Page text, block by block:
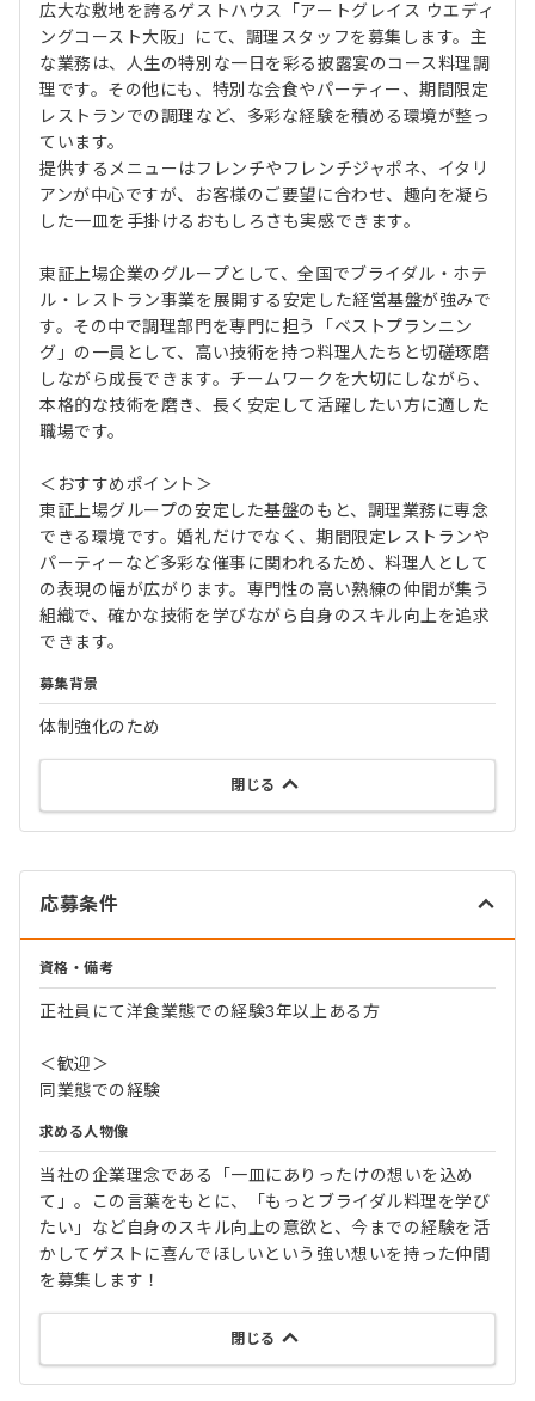
広大な敷地を誇るゲストハウス「アートグレイス ウエディ
ングコースト大阪」にて、調理スタッフを募集します。主
な業務は、人生の特別な一日を彩る披露宴のコース料理調
理です。その他にも、特別な会食やパーティー、期間限定
レストランでの調理など、多彩な経験を積める環境が整っ
ています。
提供するメニューはフレンチやフレンチジャポネ、イタリ
アンが中心ですが、お客様のご要望に合わせ、趣向を凝ら
した一皿を手掛けるおもしろさも実感できます。
東証上場企業のグループとして、全国でブライダル・ホテ
ル・レストラン事業を展開する安定した経営基盤が強みで
す。その中で調理部門を専門に担う「ベストプランニン
グ」の一員として、高い技術を持つ料理人たちと切磋琢磨
しながら成長できます。チームワークを大切にしながら、
本格的な技術を磨き、長く安定して活躍したい方に適した
職場です。
＜おすすめポイント＞
東証上場グループの安定した基盤のもと、調理業務に専念
できる環境です。婚礼だけでなく、期間限定レストランや
パーティーなど多彩な催事に関われるため、料理人として
の表現の幅が広がります。専門性の高い熟練の仲間が集う
組織で、確かな技術を学びながら自身のスキル向上を追求
できます。
募集背景
体制強化のため
閉じる
応募条件
資格・備考
正社員にて洋食業態での経験3年以上ある方
＜歓迎＞
同業態での経験
求める人物像
当社の企業理念である「一皿にありったけの想いを込め
て」。この言葉をもとに、「もっとブライダル料理を学び
たい」など自身のスキル向上の意欲と、今までの経験を活
かしてゲストに喜んでほしいという強い想いを持った仲間
を募集します！
閉じる